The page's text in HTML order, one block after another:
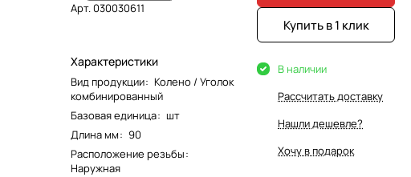
Арт.030030611
Характеристики
Вид продукции: Колено / Уголок
комбинированный
Базовая единица: шт
Длина мм: 90
Расположение резьбы:
Наружная
Купить в 1 клик
В наличии
Рассчитать доставку
Нашли дешевле?
Хочу в подарок